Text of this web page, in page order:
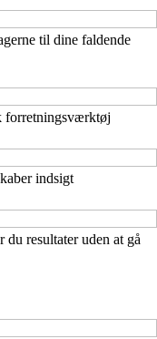
til dine faldende
forretningsværktøj
indsigt
du resultater uden at gå